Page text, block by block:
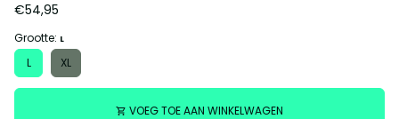
€54,95
Grootte: L
L XL
shopping_cart VOEG TOE AAN WINKELWAGEN